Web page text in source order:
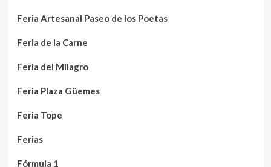
Feria Artesanal Paseo de los Poetas
Feria de la Carne
Feria del Milagro
Feria Plaza Güemes
Feria Tope
Ferias
Fórmula 1